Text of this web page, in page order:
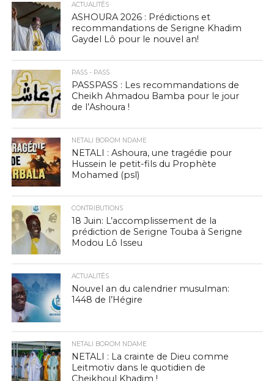
ACTUALITÉS
ASHOURA 2026 : Prédictions et
recommandations de Serigne Khadim
Gaydel Lô pour le nouvel an!
PASS - PASS
PASSPASS : Les recommandations de
Cheikh Ahmadou Bamba pour le jour
de l’Ashoura !
NETALI BOROM NDAME
NETALI : Ashoura, une tragédie pour
Hussein le petit-fils du Prophète
Mohamed (psl)
CONTRIBUTIONS
18 Juin: L’accomplissement de la
prédiction de Serigne Touba à Serigne
Modou Lô Isseu
ACTUALITÉS
Nouvel an du calendrier musulman:
1448 de l’Hégire
NETALI BOROM NDAME
NETALI : La crainte de Dieu comme
Leitmotiv dans le quotidien de
Cheikhoul Khadim !